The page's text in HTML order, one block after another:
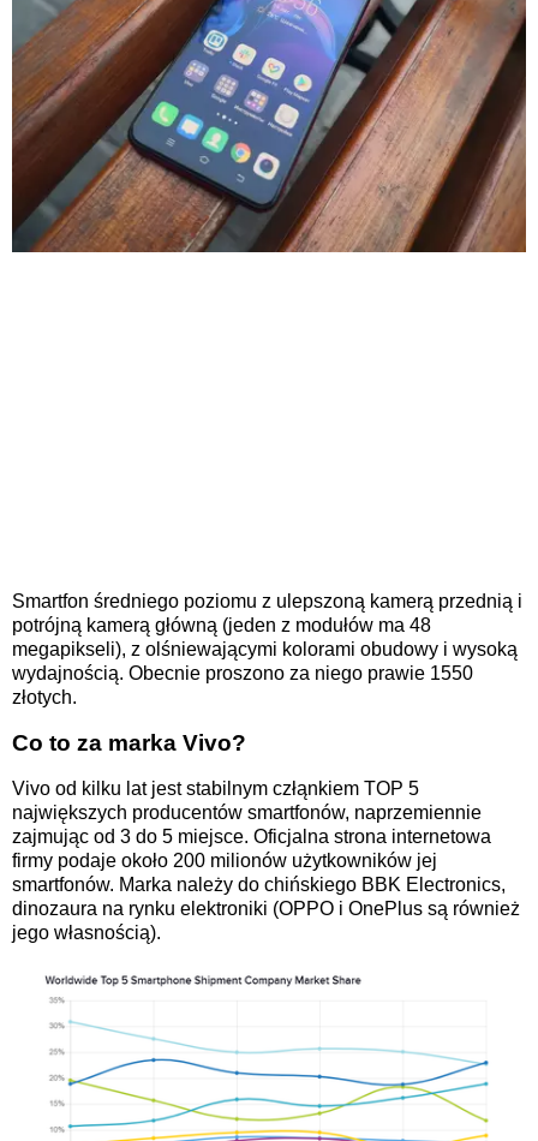
Smartfon średniego poziomu z ulepszoną kamerą przednią i
potrójną kamerą główną (jeden z modułów ma 48
megapikseli), z olśniewającymi kolorami obudowy i wysoką
wydajnością. Obecnie proszono za niego prawie 1550
złotych.
Co to za marka Vivo?
Vivo od kilku lat jest stabilnym człąnkiem TOP 5
największych producentów smartfonów, naprzemiennie
zajmując od 3 do 5 miejsce. Oficjalna strona internetowa
firmy podaje około 200 milionów użytkowników jej
smartfonów. Marka należy do chińskiego BBK Electronics,
dinozaura na rynku elektroniki (OPPO i OnePlus są również
jego własnością).